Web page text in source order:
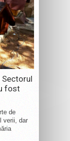
fost
de
verii, dar